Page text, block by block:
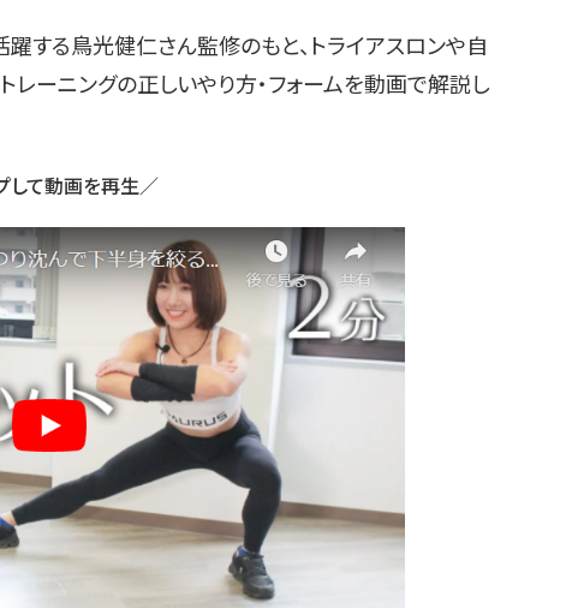
する鳥光健仁さん監修のもと、トライアスロンや自
ーニングの正しいやり方・フォームを動画で解説し
して動画を再生／